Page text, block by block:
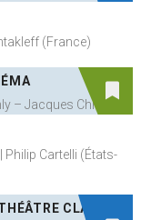
(France)
– Jacques Chirac
Philip Cartelli (États-
CLAUDE